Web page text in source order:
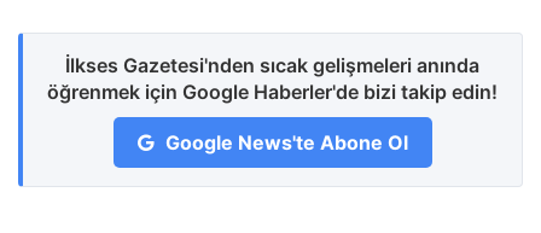
İlkses Gazetesi'nden sıcak gelişmeleri anında
öğrenmek için Google Haberler'de bizi takip edin!
Google News'te Abone Ol